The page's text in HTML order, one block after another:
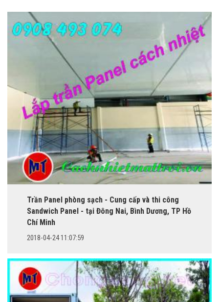
Trần Panel phòng sạch - Cung cấp và thi công
Sandwich Panel - tại Đông Nai, Bình Dương, TP Hồ
Chí Minh
2018-04-24 11:07:59